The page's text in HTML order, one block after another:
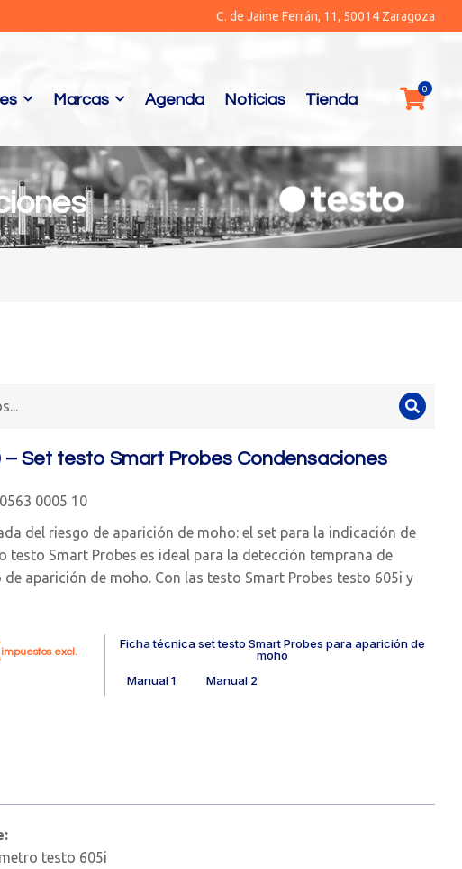
C. de Jaime Ferrán, 11, 50014 Zaragoza
Marcas Agenda Noticias Tienda
– Set testo Smart Probes Condensaciones
0563 0005 10
del riesgo de aparición de moho: el set para la indicación de
testo Smart Probes es ideal para la detección temprana de
aparición de moho. Con las testo Smart Probes testo 605i y
impuestos excl.
Ficha técnica set testo Smart Probes para aparición de
moho
Manual 1
Manual 2
testo 605i